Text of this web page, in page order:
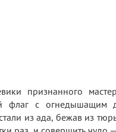
признанного
флаг с огнедышащим
из ада, бежав из